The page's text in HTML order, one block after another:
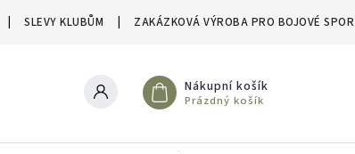
SLEVY KLUBŮM ZAKÁZKOVÁ VÝROBA PRO BOJOVÉ
Nákupní košík
Prázdný košík